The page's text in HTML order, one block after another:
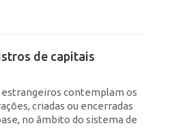
de capitais
contemplam os
criadas ou encerradas
no âmbito do sistema de